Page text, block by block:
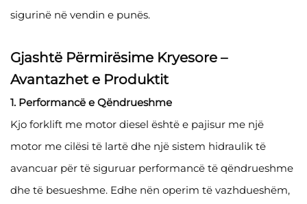
sigurinë në vendin e punës.
Gjashtë Përmirësime Kryesore –
Avantazhet e Produktit
1. Performancë e Qëndrueshme
Kjo forklift me motor diesel është e pajisur me një
motor me cilësi të lartë dhe një sistem hidraulik të
avancuar për të siguruar performancë të qëndrueshme
dhe të besueshme. Edhe nën operim të vazhdueshëm,